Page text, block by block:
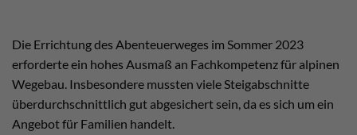
Die Errichtung des Abenteuerweges im Sommer 2023
erforderte ein hohes Ausmaß an Fachkompetenz für alpinen
Wegebau. Insbesondere mussten viele Steigabschnitte
überdurchschnittlich gut abgesichert sein, da es sich um ein
Angebot für Familien handelt.